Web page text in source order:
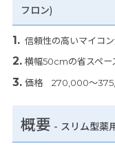
フロン)
信頼性の高いマイコ
横幅50cmの省スペー
価格 270,000～
概要 - スリム型